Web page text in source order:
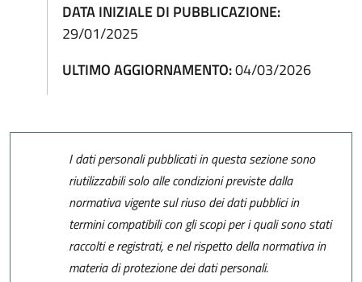
DATA INIZIALE DI PUBBLICAZIONE:
29/01/2025
ULTIMO AGGIORNAMENTO:04/03/2026
I dati personali pubblicati in questa sezione sono
riutilizzabili solo alle condizioni previste dalla
normativa vigente sul riuso dei dati pubblici in
termini compatibili con gli scopi per i quali sono stati
raccolti e registrati, e nel rispetto della normativa in
materia di protezione dei dati personali.